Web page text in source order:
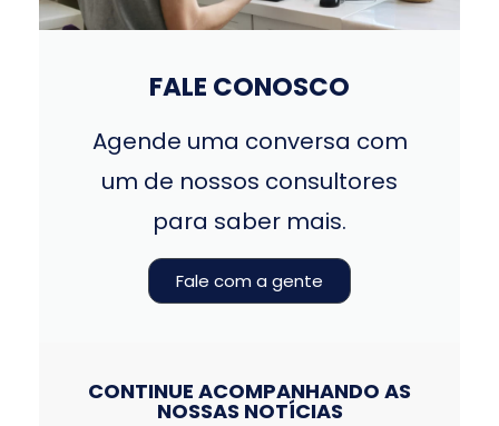
FALE CONOSCO
Agende uma conversa com
um de nossos consultores
para saber mais.
Fale com a gente
CONTINUE ACOMPANHANDO AS
NOSSAS NOTÍCIAS